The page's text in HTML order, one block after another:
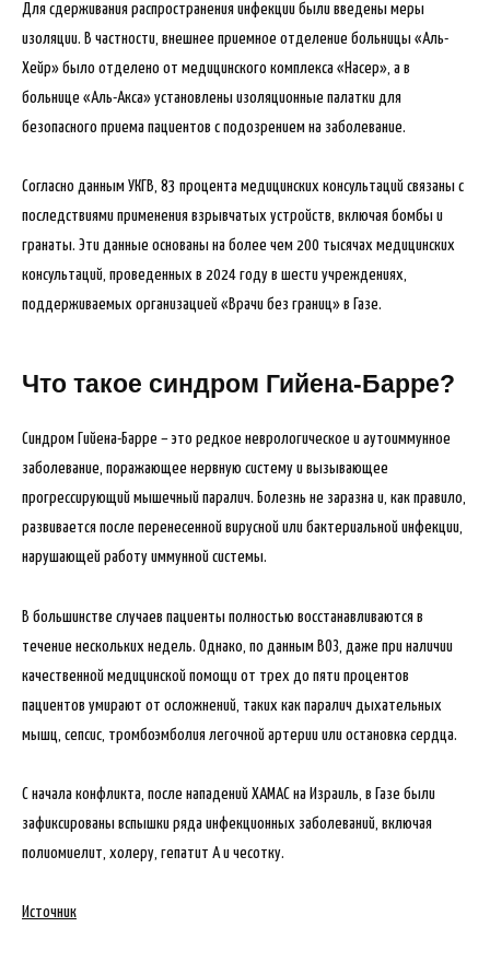
Для сдерживания распространения инфекции были введены меры
изоляции. В частности, внешнее приемное отделение больницы «Аль-
Хейр» было отделено от медицинского комплекса «Насер», а в
больнице «Аль-Акса» установлены изоляционные палатки для
безопасного приема пациентов с подозрением на заболевание.
Согласно данным УКГВ, 83 процента медицинских консультаций связаны с
последствиями применения взрывчатых устройств, включая бомбы и
гранаты. Эти данные основаны на более чем 200 тысячах медицинских
консультаций, проведенных в 2024 году в шести учреждениях,
поддерживаемых организацией «Врачи без границ» в Газе.
Что такое синдром Гийена-Барре?
Синдром Гийена-Барре – это редкое неврологическое и аутоиммунное
заболевание, поражающее нервную систему и вызывающее
прогрессирующий мышечный паралич. Болезнь не заразна и, как правило,
развивается после перенесенной вирусной или бактериальной инфекции,
нарушающей работу иммунной системы.
В большинстве случаев пациенты полностью восстанавливаются в
течение нескольких недель. Однако, по данным ВОЗ, даже при наличии
качественной медицинской помощи от трех до пяти процентов
пациентов умирают от осложнений, таких как паралич дыхательных
мышц, сепсис, тромбоэмболия легочной артерии или остановка сердца.
С начала конфликта, после нападений ХАМАС на Израиль, в Газе были
зафиксированы вспышки ряда инфекционных заболеваний, включая
полиомиелит, холеру, гепатит А и чесотку.
Источник